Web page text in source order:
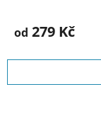
od 279 Kč